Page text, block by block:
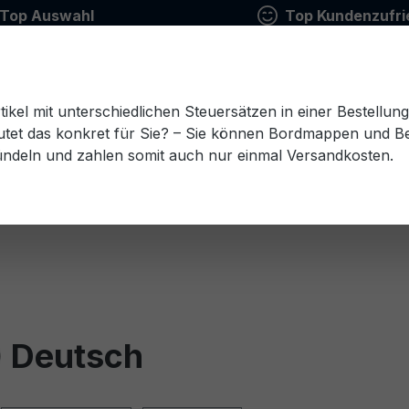
Top Auswahl Top
Estnisch Finnisch Französisch Griechisch
Deutsch
mit unterschiedlichen Steuersätzen in einer
das konkret für Sie? – Sie können Bordmappen und
und zahlen somit auch nur einmal Versandkosten.